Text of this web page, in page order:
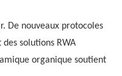
De nouveaux protocoles
solutions RWA
organique soutient